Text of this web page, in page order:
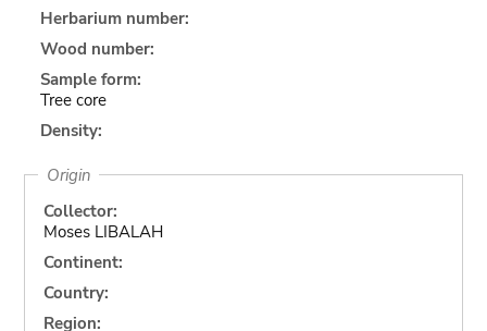
Herbarium number:
Wood number:
Sample form:
Tree core
Density:
Origin
Collector:
Moses LIBALAH
Continent:
Country:
Region: